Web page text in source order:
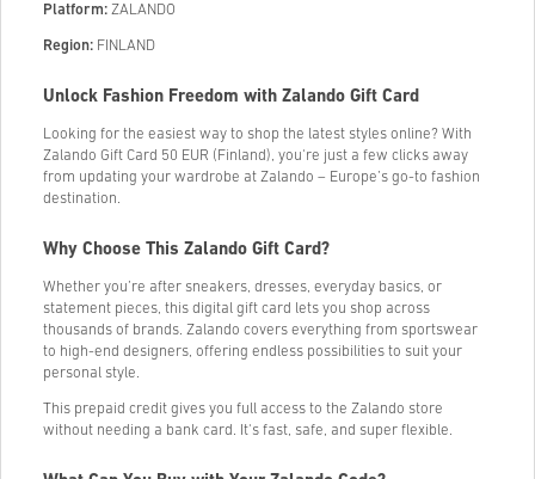
Platform: ZALANDO
Region: FINLAND
Unlock Fashion Freedom with Zalando Gift Card
Looking for the easiest way to shop the latest styles online? With
Zalando Gift Card 50 EUR (Finland), you're just a few clicks away
from updating your wardrobe at Zalando – Europe’s go-to fashion
destination.
Why Choose This Zalando Gift Card?
Whether you’re after sneakers, dresses, everyday basics, or
statement pieces, this digital gift card lets you shop across
thousands of brands. Zalando covers everything from sportswear
to high-end designers, offering endless possibilities to suit your
personal style.
This prepaid credit gives you full access to the Zalando store
without needing a bank card. It's fast, safe, and super flexible.